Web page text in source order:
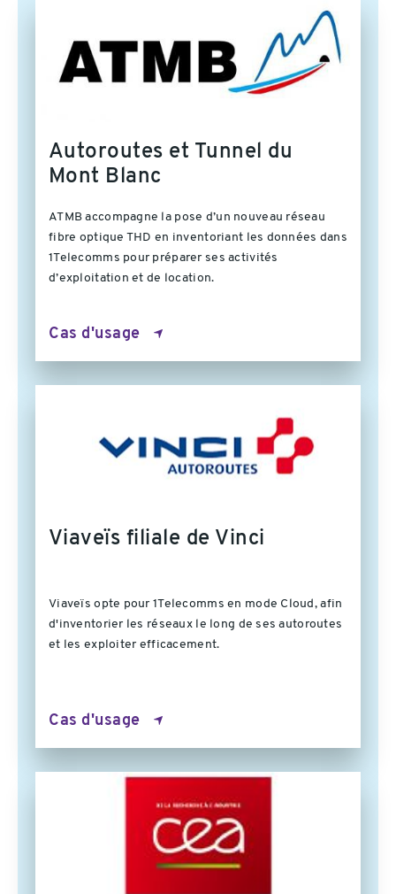
Autoroutes et Tunnel du
Mont Blanc
ATMB accompagne la pose d’un nouveau réseau
fibre optique THD en inventoriant les données dans
1Telecomms pour préparer ses activités
d’exploitation et de location.
Cas d'usage
Viaveïs filiale de Vinci
Viaveïs opte pour 1Telecomms en mode Cloud, afin
d'inventorier les réseaux le long de ses autoroutes
et les exploiter efficacement.
Cas d'usage